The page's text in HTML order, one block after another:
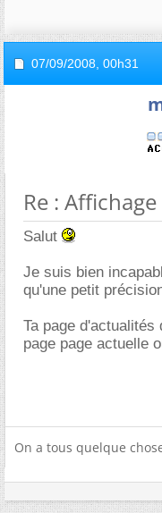
07/09/2008, 00h31
Re :
Salut
Je suis bien
qu'une petit
Ta page
page page actuelle
On a tous quelque